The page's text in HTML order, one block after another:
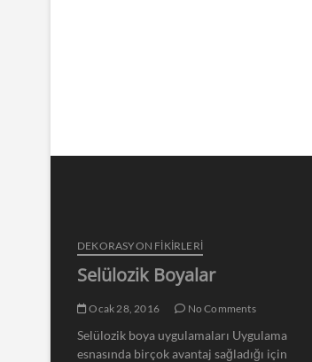
DEKORASYON FİKİRLERİ
Selülozik Boyalar
Ocak 28, 2016 No Comments
Selülozik boya uygulamaları Uygulama
esnasında birçok avantaj sağladığı için